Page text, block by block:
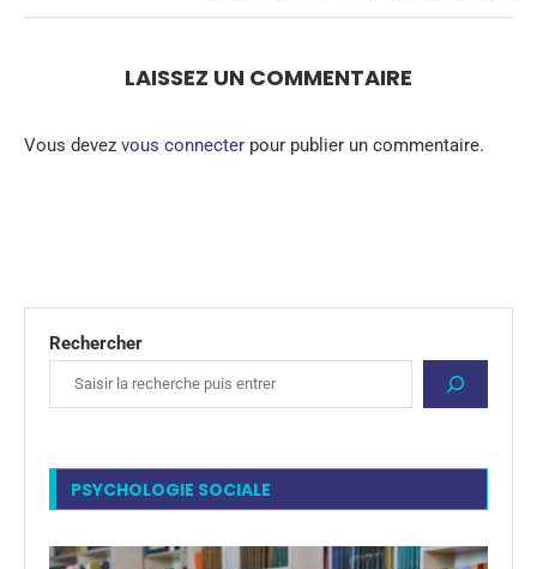
LAISSEZ UN COMMENTAIRE
Vous devez vous connecter pour publier un commentaire.
Rechercher
PSYCHOLOGIE SOCIALE